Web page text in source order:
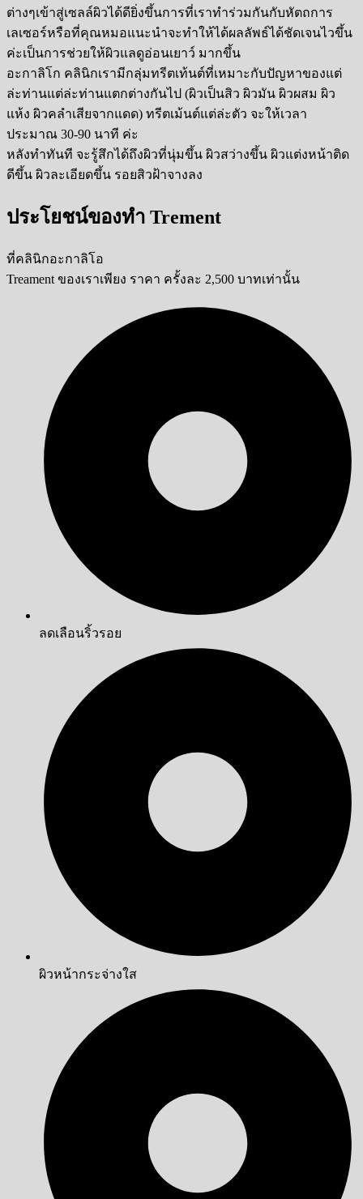
ต่างๆเข้าสู่เซลล์ผิวได้ดียิ่งขึ้นการที่เราทำร่วมกันกับหัตถการ
เลเซอร์หรือที่คุณหมอแนะนำจะทำให้ได้ผลลัพธ์ได้ชัดเจนไวขึ้น
ค่ะเป็นการช่วยให้ผิวแลดูอ่อนเยาว์ มากขึ้น
อะกาลิโก คลินิกเรามีกลุ่มทรีตเท้นต์ที่เหมาะกับปัญหาของแต่
ล่ะท่านแต่ล่ะท่านแตกต่างกันไป (ผิวเป็นสิว ผิวมัน ผิวผสม ผิว
แห้ง ผิวคลำเสียจากแดด) ทรีตเม้นต์แต่ล่ะตัว จะให้เวลา
ประมาณ 30-90 นาที ค่ะ
หลังทำทันที จะรู้สึกได้ถึงผิวที่นุ่มขึ้น ผิวสว่างขึ้น ผิวแต่งหน้าติด
ดีขึ้น ผิวละเอียดขึ้น รอยสิวฝ้าจางลง
ประโยชน์ของทำ Trement
ที่คลินิกอะกาลิโอ
Treament ของเราเพียง ราคา ครั้งละ 2,500 บาทเท่านั้น
ลดเลือนริ้วรอย
ผิวหน้ากระจ่างใส